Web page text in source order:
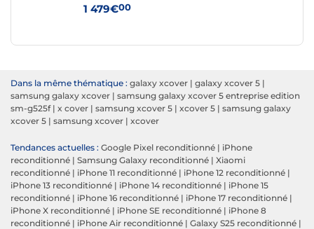
1 479€00
Dans la même thématique : galaxy xcover | galaxy xcover 5 |
samsung galaxy xcover | samsung galaxy xcover 5 entreprise edition
sm-g525f| x cover | samsung xcover 5 | xcover 5 | samsung galaxy
xcover 5 | samsung xcover | xcover
Tendances actuelles : Google Pixel reconditionné | iPhone
reconditionné | Samsung Galaxy reconditionné | Xiaomi
reconditionné | iPhone 11 reconditionné | iPhone 12 reconditionné |
iPhone 13 reconditionné | iPhone 14 reconditionné | iPhone 15
reconditionné | iPhone 16 reconditionné | iPhone 17 reconditionné |
iPhone X reconditionné | iPhone SE reconditionné | iPhone 8
reconditionné | iPhone Air reconditionné | Galaxy S25 reconditionné |